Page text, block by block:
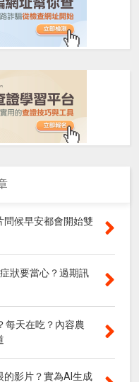
問候早安都會開始雙
狀要當心？過期訊
每天在吃？內容農
的影片？實為AI生成